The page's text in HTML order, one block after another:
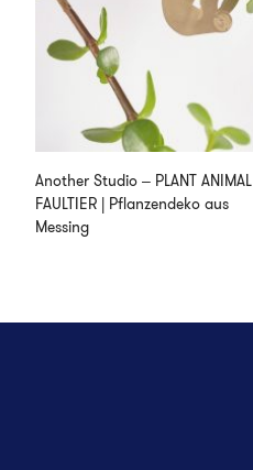
Another Studio – PLANT ANIMAL
FAULTIER | Pflanzendeko aus
Messing